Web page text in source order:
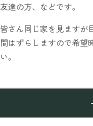
友達の方、などです。
皆さん同じ家を見ますが
間はずらしますので希望
い。